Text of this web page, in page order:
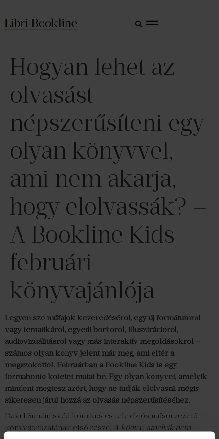
Hogyan lehet az
olvasást
népszerűsíteni egy
olyan könyvvel,
ami nem akarja,
hogy elolvassák? –
A Bookline Kids
februári
könyvajánlója
Legyen szó műfajok keveredéséről, egy új formátumról
vagy tematikáról, egyedi borítóról, illusztrációról,
audiovizuálitásról vagy más interaktív megoldásokról –
számos olyan könyv jelent már meg, ami eltér a
megszokottól. Februárban a Bookline Kids is egy
formabontó kötetet mutat be. Egy olyan könyvet, amelyik
mindent megtesz azért, hogy ne tudják elolvasni, mégis
sikeresen járul hozzá az olvasás népszerűsítéséhez.
David Sundin svéd komikus és televíziós műsorvezető
könyvsorozatának első része, A könyv, amelyik nem